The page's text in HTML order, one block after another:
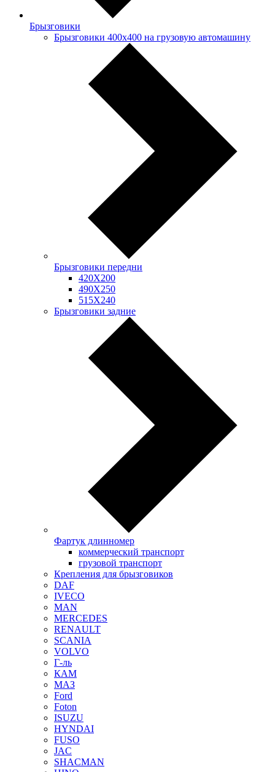
Брызговики
Брызговики 400х400 на грузовую автомашину
Брызговики передни
420Х200
490Х250
515Х240
Брызговики задние
Фартук длинномер
коммерческий транспорт
грузовой транспорт
Крепления для брызговиков
DAF
IVECO
MAN
MERCEDES
RENAULT
SCANIA
VOLVO
Г-ль
КАМ
МАЗ
Ford
Foton
ISUZU
HYNDAI
FUSO
JAC
SHACMAN